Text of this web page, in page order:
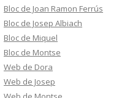
Bloc de Joan Ramon Ferrús
Bloc de Josep Albiach
Bloc de Miquel
Bloc de Montse
Web de Dora
Web de Josep